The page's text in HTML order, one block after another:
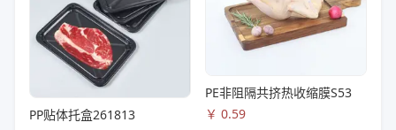
PP贴体托盒261813
PE非阻隔共挤热收缩膜S53
￥ 0.59